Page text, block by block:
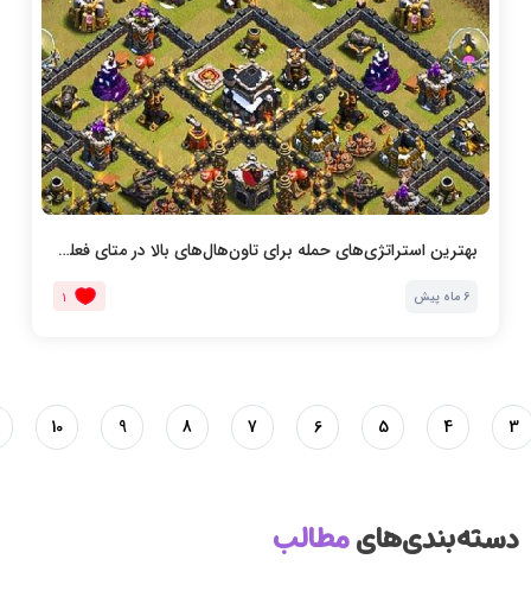
بهترین استراتژی‌های حمله برای تاون‌هال‌های بالا در متای فعلی کلش آف کلنز
6 ماه پیش 1
3
4
5
6
7
8
9
10
دسته‌بندی‌هایمطالب